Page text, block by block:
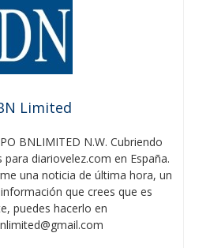
Limited
BNLIMITED N.W. Cubriendo
diariovelez.com en España.
una noticia de última hora, un
que crees que es
puedes hacerlo en